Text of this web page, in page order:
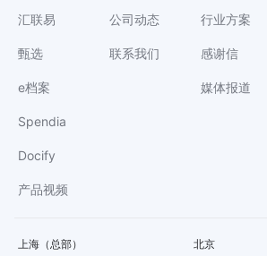
汇联易
甄选
e档案
Spendia
Docify
产品视频
公司动态
联系我们
行业方案
感谢信
媒体报道
上海（总部）
北京